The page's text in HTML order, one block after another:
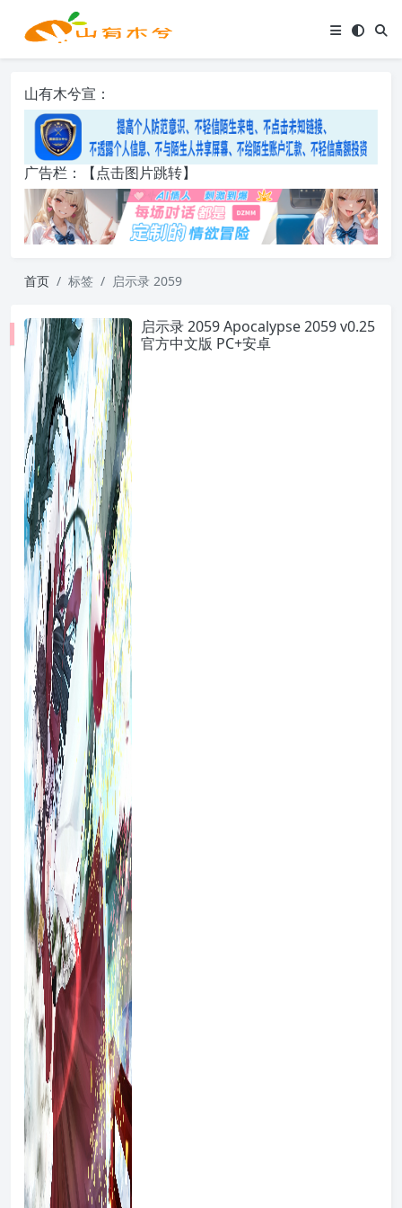
山有木兮宣：
广告栏：【点击图片跳转】
首页 标签 启示录 2059
启示录 2059 Apocalypse 2059 v0.25
官方中文版 PC+安卓